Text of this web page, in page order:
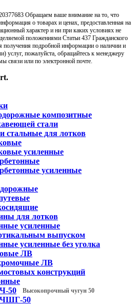
Обращаем ваше внимание на то, что
о товарах и ценах, предоставленная на
характер и ни при каких условиях не
положениями Статьи 437 Гражданского
получения подробной информации о наличии и
услуг, пожалуйста, обращайтесь к менеджеру
связи или по электронной почте.
композитные
стали
для лотков
усиленные
усиленные
для лотков
усиленные
выпуском
усиленные без уголка
ЛВ
ЛВ
конструкций
50
Высокопрочный чугун 50
50